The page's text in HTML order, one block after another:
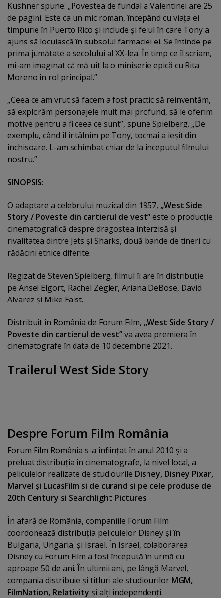
Kushner spune: „Povestea de fundal a Valentinei are 25
de pagini. Este ca un mic roman, începând cu viaţa ei
timpurie în Puerto Rico şi include şi felul în care Tony a
ajuns să locuiască în subsolul farmaciei ei. Se întinde pe
prima jumătate a secolului al XX-lea. În timp ce îl scriam,
mi-am imaginat că mă uit la o miniserie epică cu Rita
Moreno în rol principal.”
„Ceea ce am vrut să facem a fost practic să reinventăm,
să explorăm personajele mult mai profund, să le oferim
motive pentru a fi ceea ce sunt”, spune Spielberg. „De
exemplu, când îl întâlnim pe Tony, tocmai a ieşit din
închisoare. L-am schimbat chiar de la începutul filmului
nostru.”
SINOPSIS:
O adaptare a celebrului muzical din 1957, „West Side
Story / Poveste din cartierul de vest”este o producţie
cinematografică despre dragostea interzisă şi
rivalitatea dintre Jets şi Sharks, două bande de tineri cu
rădăcini etnice diferite.
Regizat de Steven Spielberg, filmul îi are în distribuţie
pe Ansel Elgort, Rachel Zegler, Ariana DeBose, David
Alvarez şi Mike Faist.
Distribuit în România de Forum Film, „West Side Story /
Poveste din cartierul de vest”va avea premiera în
cinematografe în data de 10 decembrie 2021.
Trailerul West Side Story
Despre Forum Film România
Forum Film România s-a înfiinţat în anul 2010 şi a
preluat distribuţia în cinematografe, la nivel local, a
peliculelor realizate de studiourile Disney, Disney Pixar,
Marvel şi LucasFilm si de curand si pe cele produse de
20th Century si Searchlight Pictures.
În afară de România, companiile Forum Film
coordonează distribuţia peliculelor Disney şi în
Bulgaria, Ungaria, şi Israel. În Israel, colaborarea
Disney cu Forum Film a fost începută în urmă cu
aproape 50 de ani. În ultimii ani, pe lângă Marvel,
compania distribuie şi titluri ale studiourilor MGM,
FilmNation, Relativity şi alţi independenţi.